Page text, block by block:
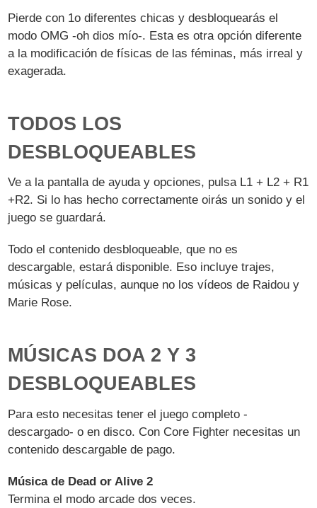
Pierde con 1o diferentes chicas y desbloquearás el
modo OMG -oh dios mío-. Esta es otra opción diferente
a la modificación de físicas de las féminas, más irreal y
exagerada.
TODOS LOS
DESBLOQUEABLES
Ve a la pantalla de ayuda y opciones, pulsa L1 + L2 + R1
+R2. Si lo has hecho correctamente oirás un sonido y el
juego se guardará.
Todo el contenido desbloqueable, que no es
descargable, estará disponible. Eso incluye trajes,
músicas y películas, aunque no los vídeos de Raidou y
Marie Rose.
MÚSICAS DOA 2 Y 3
DESBLOQUEABLES
Para esto necesitas tener el juego completo -
descargado- o en disco. Con Core Fighter necesitas un
contenido descargable de pago.
Música de Dead or Alive 2
Termina el modo arcade dos veces.